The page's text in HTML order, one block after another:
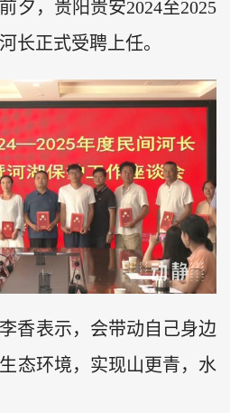
夕，贵阳贵安2024至2025
长正式受聘上任。
香表示，会带动自己身边
态环境，实现山更青，水